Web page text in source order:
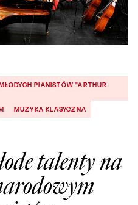
PIANISTÓW "ARTHUR
MUZYKA KLASYCZNA
talenty na